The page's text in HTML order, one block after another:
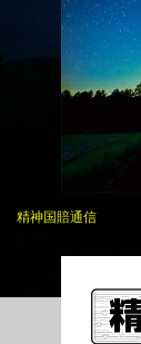
精神国賠通信